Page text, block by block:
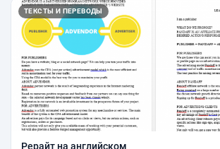
ТЕКСТЫ И ПЕРЕВОДЫ
Рерайт на английском